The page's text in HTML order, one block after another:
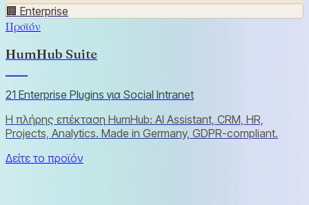
🏢 Enterprise
Προϊόν
HumHub Suite
21 Enterprise Plugins για Social Intranet
Η πλήρης επέκταση HumHub: AI Assistant, CRM, HR,
Projects, Analytics. Made in Germany, GDPR-compliant.
Δείτε το προϊόν